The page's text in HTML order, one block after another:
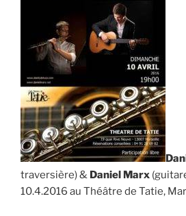
Téofilo
Chantre »
traversière) & Daniel Marx
10.4.2016 au Théâtre de Tatie,